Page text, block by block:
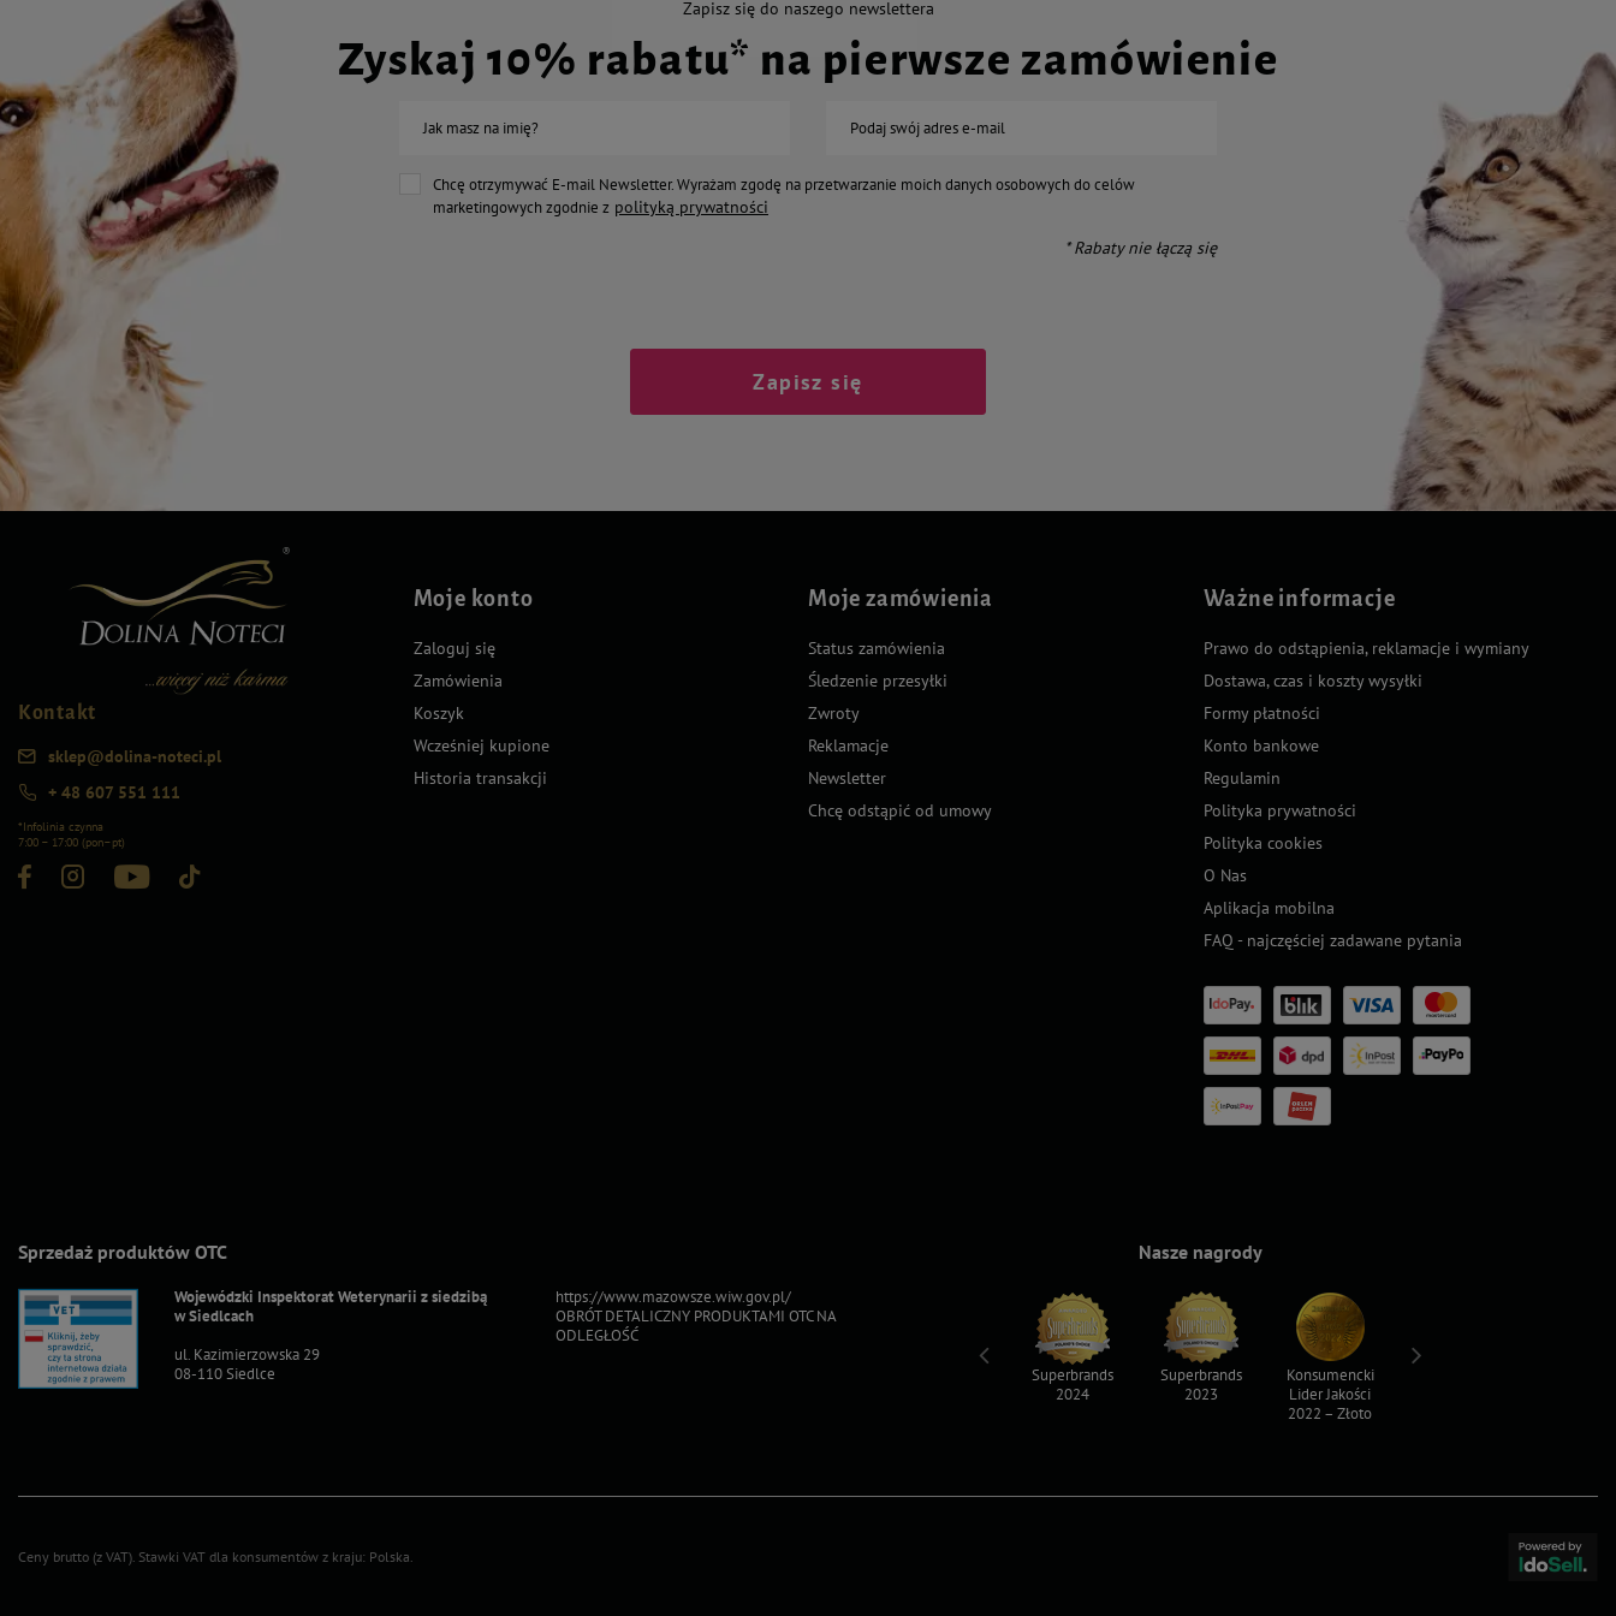
Dodatki (/kg): dodatki odżywcze: aminokwasy: DL-metionina 6795 mg, L-karnityna 1750 mg, tauryna 930 mg, witamina
C 456 mg, witamina E 79 mg, witamina A 1400 UI, witamina D3 210 UI. Dodatki sensoryczne: aromaty, barwnik –
przeciwutleniacz.
Składniki analityczne: białko surowe 25%, popiół surowy 8%, tłuszcze surowe 15% (kwasy tłuszczowe Omega-3: 0,9%,
kwasy tłuszczowe Omega-6: 1,8%), celuloza surowa 1,2%, wilgotność 9%. Wartość energetyczna (energia
metaboliczna): 3613 kcal/kg, tj. 1,4 kcal na przekąskę.
Zapisz się do naszego newslettera
Zyskaj 10% rabatu* na pierwsze zamówienie
Jak masz na imię? Podaj swój adres e-mail
Chcę otrzymywać E-mail Newsletter. Wyrażam zgodę na przetwarzanie moich danych osobowych do celów
marketingowych zgodnie z polityką prywatności
* Rabaty nie łączą się
Zapisz się
Kontakt
sklep@dolina-noteci.pl
+ 48 607 551 111
*Infolinia czynna
7:00 – 17:00 (pon–pt)
Moje konto
Zaloguj się
Zamówienia
Koszyk
Wcześniej kupione
Historia transakcji
Moje zamówienia
Status zamówienia
Śledzenie przesyłki
Zwroty
Reklamacje
Newsletter
Chcę odstąpić od umowy
Ważne informacje
Prawo do odstąpienia, reklamacje i wymiany
Dostawa, czas i koszty wysyłki
Formy płatności
Konto bankowe
Regulamin
Polityka prywatności
Polityka cookies
O Nas
Aplikacja mobilna
FAQ - najczęściej zadawane pytania
Sprzedaż produktów OTC
Wojewódzki Inspektorat Weterynarii z siedzibą
w Siedlcach
ul. Kazimierzowska 29
08-110 Siedlce
https://www.mazowsze.wiw.gov.pl/
OBRÓT DETALICZNY PRODUKTAMI OTC NA
ODLEGŁOŚĆ
Nasze nagrody
Superbrands
2024
Superbrands
2023
Konsumencki
Lider Jakości
2022 – Złoto
Ceny brutto (z VAT). Stawki VAT dla konsumentów z kraju: Polska.